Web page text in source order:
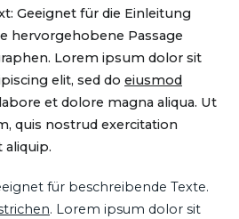
Geeignet für die Einleitung
hervorgehobene Passage
Lorem ipsum dolor sit
elit, sed do eiusmod
et dolore magna aliqua. Ut
quis nostrud exercitation
aliquip.
für beschreibende Texte.
. Lorem ipsum dolor sit